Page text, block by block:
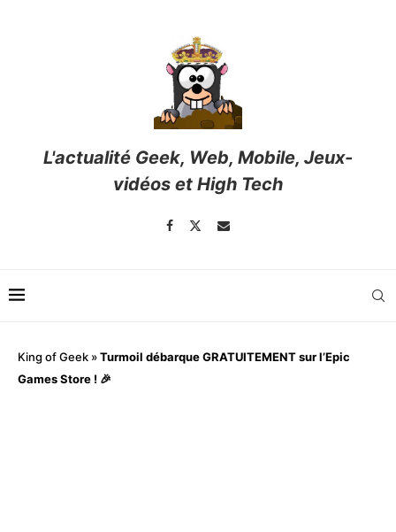
L'actualité Geek, Web, Mobile, Jeux-
vidéos et High Tech
King of Geek »Turmoil débarque GRATUITEMENT sur l’Epic
Games Store ! 🎉